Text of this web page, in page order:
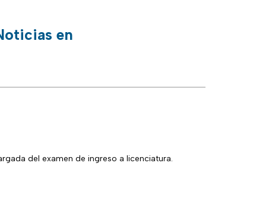
en
del examen de ingreso a licenciatura.